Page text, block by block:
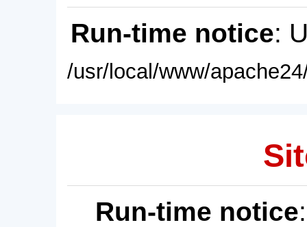
Run-time notice:
/usr/local/www/
Run-time notice